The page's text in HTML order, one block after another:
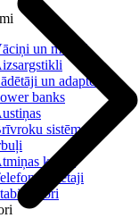
un maciņi
un adapteri
banks
sistēmas
kartes
turētaji